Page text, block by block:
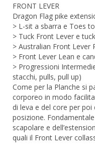
FRONT LEVER
Dragon Flag pike
> L-sit a sbarra e Toes
> Tuck Front Lever e
> Australian Front Lever
> Front Lever Lean e
> Progressioni
stacchi, pulls, pull up)
Come per la Planche si
corporeo in modo
di leva e del core per
posizione.
scapolare e
quali il Front Lever